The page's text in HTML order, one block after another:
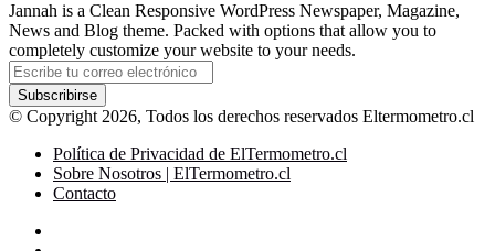
Jannah is a Clean Responsive WordPress Newspaper, Magazine,
News and Blog theme. Packed with options that allow you to
completely customize your website to your needs.
Escribe
tu
correo
electrónico
© Copyright 2026, Todos los derechos reservados Eltermometro.cl
Política de Privacidad de ElTermometro.cl
Sobre Nosotros | ElTermometro.cl
Contacto